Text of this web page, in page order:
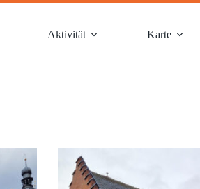
Aktivität Karte